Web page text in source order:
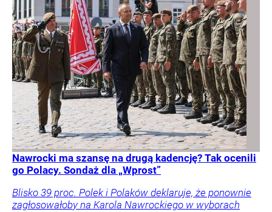
Nawrocki ma szansę na drugą kadencję? Tak ocenili
go Polacy. Sondaż dla „Wprost”
Blisko 39 proc. Polek i Polaków deklaruje, że ponownie
zagłosowałoby na Karola Nawrockiego w wyborach